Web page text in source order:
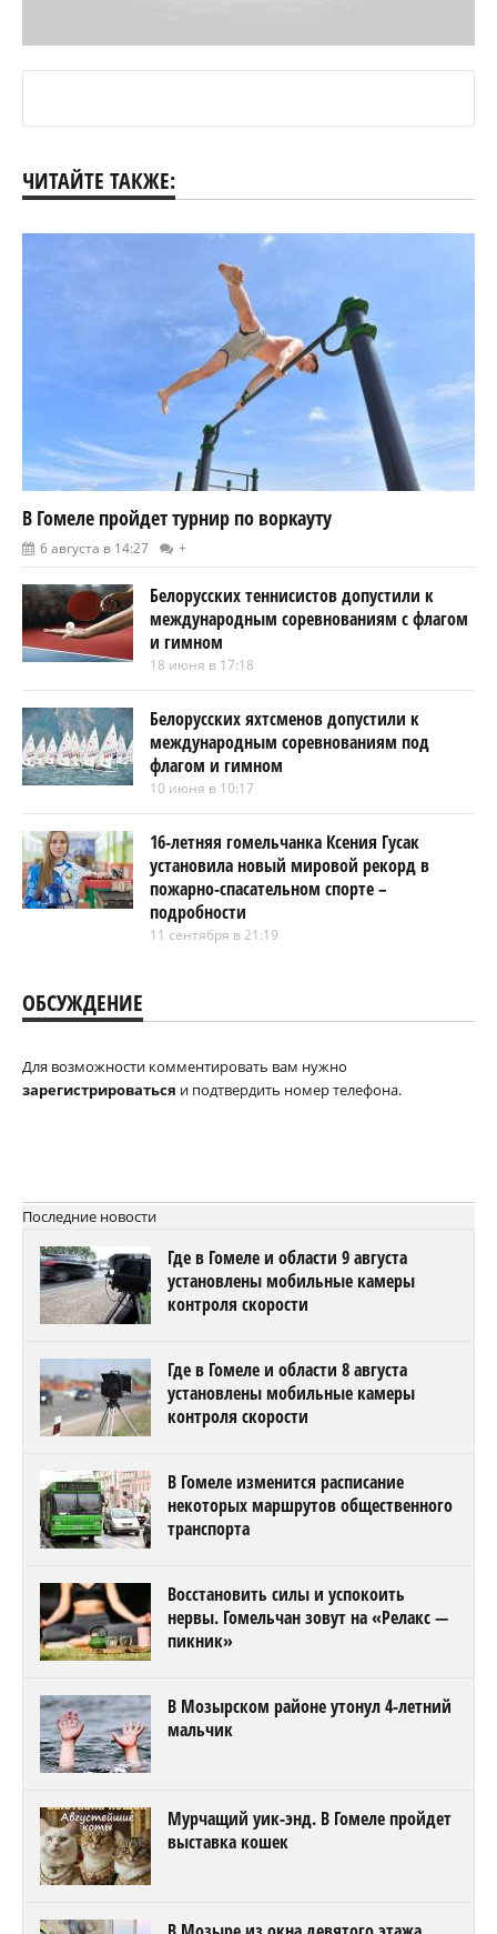
ЧИТАЙТЕ ТАКЖЕ:
В Гомеле пройдет турнир по воркауту
6 августа в 14:27 +
Белорусских теннисистов допустили к
международным соревнованиям с флагом
и гимном
18 июня в 17:18
Белорусских яхтсменов допустили к
международным соревнованиям под
флагом и гимном
10 июня в 10:17
16-летняя гомельчанка Ксения Гусак
установила новый мировой рекорд в
пожарно-спасательном спорте –
подробности
11 сентября в 21:19
ОБСУЖДЕНИЕ
Для возможности комментировать вам нужно
зарегистрироваться и подтвердить номер телефона.
Последние новости
Где в Гомеле и области 9 августа
установлены мобильные камеры
контроля скорости
Где в Гомеле и области 8 августа
установлены мобильные камеры
контроля скорости
В Гомеле изменится расписание
некоторых маршрутов общественного
транспорта
Восстановить силы и успокоить
нервы. Гомельчан зовут на «Релакс —
пикник»
В Мозырском районе утонул 4-летний
мальчик
Мурчащий уик-энд. В Гомеле пройдет
выставка кошек